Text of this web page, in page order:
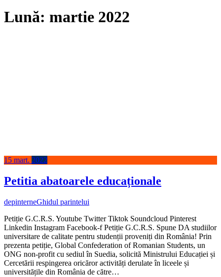
Lună: martie 2022
15 mart. 2022
Petitia abatoarele educaționale
depinterneGhidul parintelui
Petiție G.C.R.S. Youtube Twitter Tiktok Soundcloud Pinterest
Linkedin Instagram Facebook-f Petiție G.C.R.S. Spune DA studiilor
universitare de calitate pentru studenții proveniți din România! Prin
prezenta petiție, Global Confederation of Romanian Students, un
ONG non-profit cu sediul în Suedia, solicită Ministrului Educației și
Cercetării respingerea oricăror activități derulate în liceele și
universitățile din România de către…